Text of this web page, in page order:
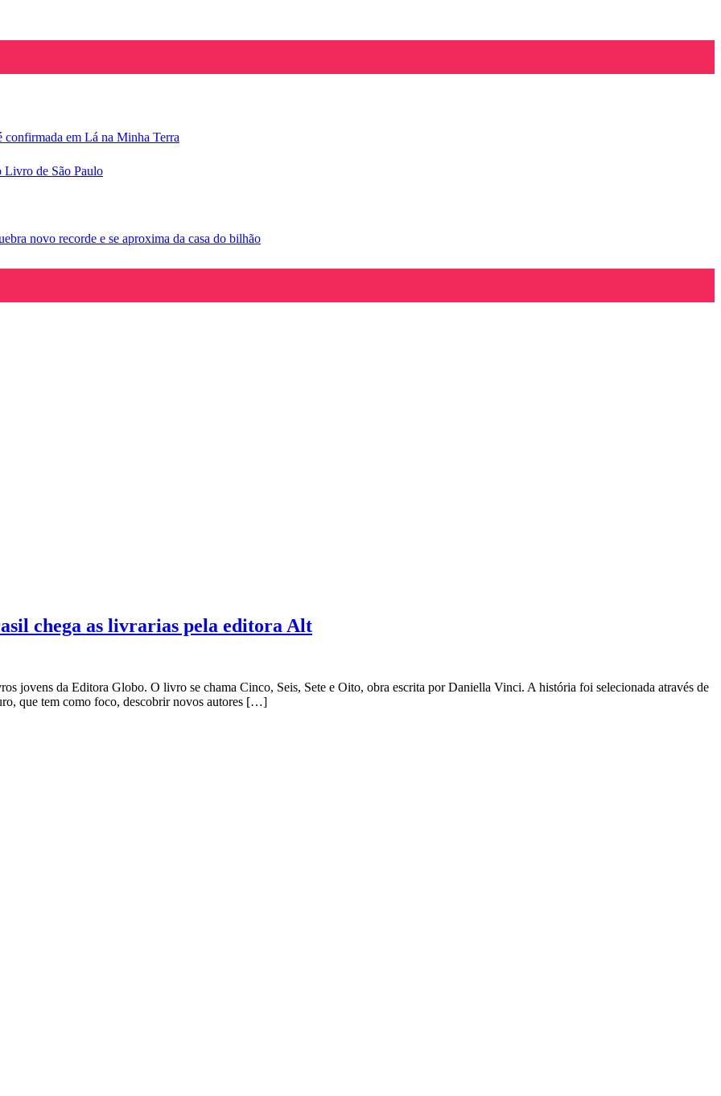
em Lá na Minha Terra
Livro de São Paulo
novo recorde e se aproxima da casa do bilhão
chega as livrarias pela editora Alt
jovens da Editora Globo. O livro se chama Cinco, Seis, Sete e Oito, obra escrita por Daniella Vinci. A história foi selecionada através de
que tem como foco, descobrir novos autores […]